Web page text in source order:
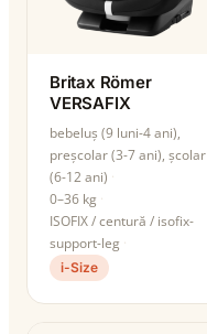
Britax Römer
VERSAFIX
bebeluș (9 luni-4 ani),
preșcolar (3-7 ani), școlar
(6-12 ani)
0–36 kg
ISOFIX / centură / isofix-
support-leg
i-Size